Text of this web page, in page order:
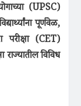
(UPSC)
पूर्णवेळ,
परीक्षा (CET)
विविध